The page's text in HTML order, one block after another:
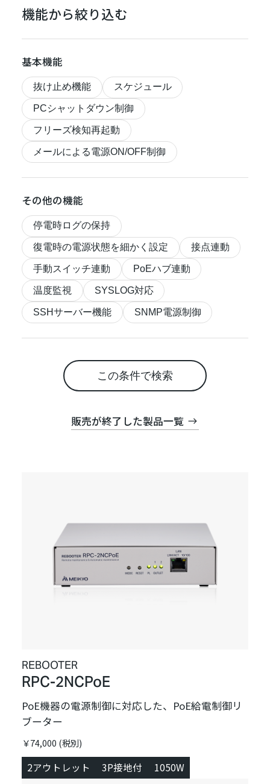
機能から絞り込む
基本機能
抜け止め機能 スケジュール
PCシャットダウン制御
フリーズ検知再起動
メールによる電源ON/OFF制御
その他の機能
停電時ログの保持
復電時の電源状態を細かく設定 接点連動
手動スイッチ連動 PoEハブ連動
温度監視 SYSLOG対応
SSHサーバー機能 SNMP電源制御
この条件で検索
販売が終了した製品一覧
REBOOTER
RPC-2NCPoE
PoE機器の電源制御に対応した、PoE給電制御リ
ブーター
￥74,000 (税別)
2アウトレット 3P接地付 1050W